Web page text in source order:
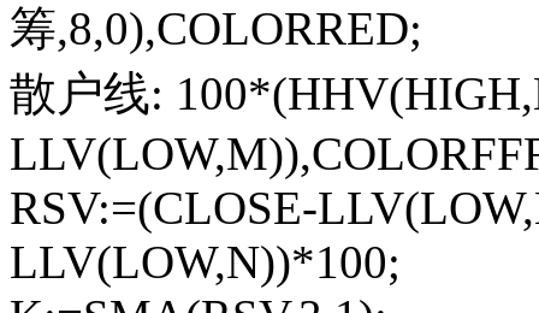
筹,8,0),COLORRED;
散户线:
RSV:=(CLOSE-
LLV(LOW,N))*100;